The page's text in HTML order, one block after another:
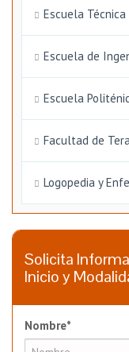
Escuela
Escuela de
Escuela
Facultad de
Logopedia y
Solicita
Inicio y
Nombre*